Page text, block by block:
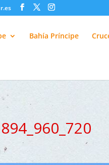
3k
Bahía Príncipe